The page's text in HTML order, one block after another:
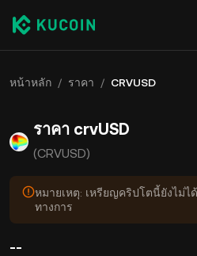
หน้าหลัก / ราคา / CRVUSD
ราคา crvUSD
(CRVUSD)
หมายเหตุ: เหรียญคริปโตนี้ยังไม่ไ
ทางการ
--